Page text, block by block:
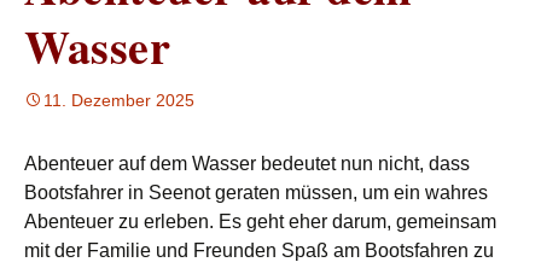
Wasser
11. Dezember 2025
Abenteuer auf dem Wasser bedeutet nun nicht, dass
Bootsfahrer in Seenot geraten müssen, um ein wahres
Abenteuer zu erleben. Es geht eher darum, gemeinsam
mit der Familie und Freunden Spaß am Bootsfahren zu